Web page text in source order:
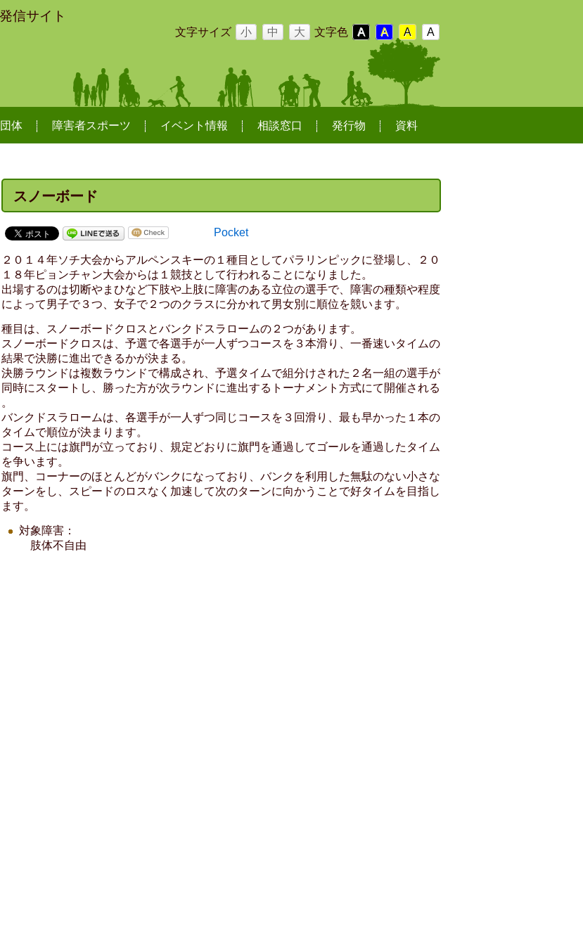
信サイト
文字サイズ 小 中 大 文字色 A A A A
体 障害者スポーツ イベント情報 相談窓口 発行物 資料
スノーボード
Pocket
２０１４年ソチ大会からアルペンスキーの１種目としてパラリンピックに登場し、２０
１８年ピョンチャン大会からは１競技として行われることになりました。
出場するのは切断やまひなど下肢や上肢に障害のある立位の選手で、障害の種類や程度
によって男子で３つ、女子で２つのクラスに分かれて男女別に順位を競います。
種目は、スノーボードクロスとバンクドスラロームの２つがあります。
スノーボードクロスは、予選で各選手が一人ずつコースを３本滑り、一番速いタイムの
結果で決勝に進出できるかが決まる。
決勝ラウンドは複数ラウンドで構成され、予選タイムで組分けされた２名一組の選手が
同時にスタートし、勝った方が次ラウンドに進出するトーナメント方式にて開催される
。
バンクドスラロームは、各選手が一人ずつ同じコースを３回滑り、最も早かった１本の
タイムで順位が決まります。
コース上には旗門が立っており、規定どおりに旗門を通過してゴールを通過したタイム
を争います。
旗門、コーナーのほとんどがバンクになっており、バンクを利用した無駄のない小さな
ターンをし、スピードのロスなく加速して次のターンに向かうことで好タイムを目指し
ます。
対象障害：
肢体不自由